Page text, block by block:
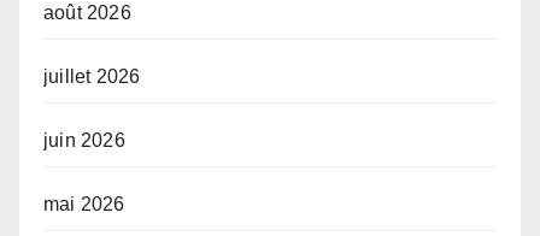
août 2026
juillet 2026
juin 2026
mai 2026